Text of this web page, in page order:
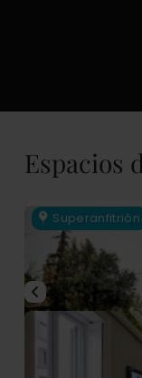
Espacios
Superanfitrión